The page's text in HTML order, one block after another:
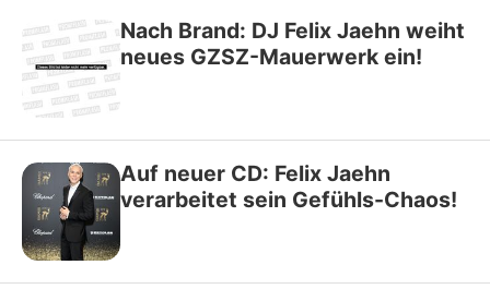
Nach Brand: DJ Felix Jaehn weiht
neues GZSZ-Mauerwerk ein!
Auf neuer CD: Felix Jaehn
verarbeitet sein Gefühls-Chaos!